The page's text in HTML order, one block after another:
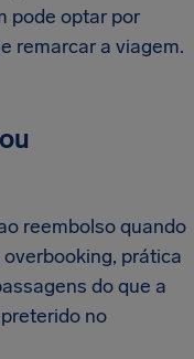
pode optar por
remarcar a viagem.
reembolso quando
prática
do que a
no